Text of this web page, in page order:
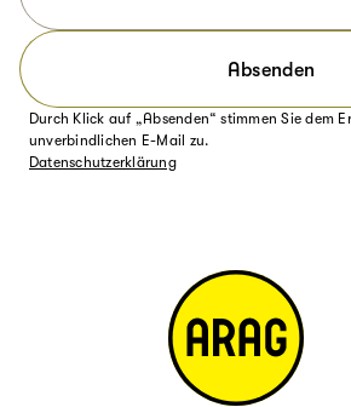
Absenden
Durch Klick auf „Absenden“ stimmen Sie dem
unverbindlichen E-Mail zu.
Datenschutzerklärung